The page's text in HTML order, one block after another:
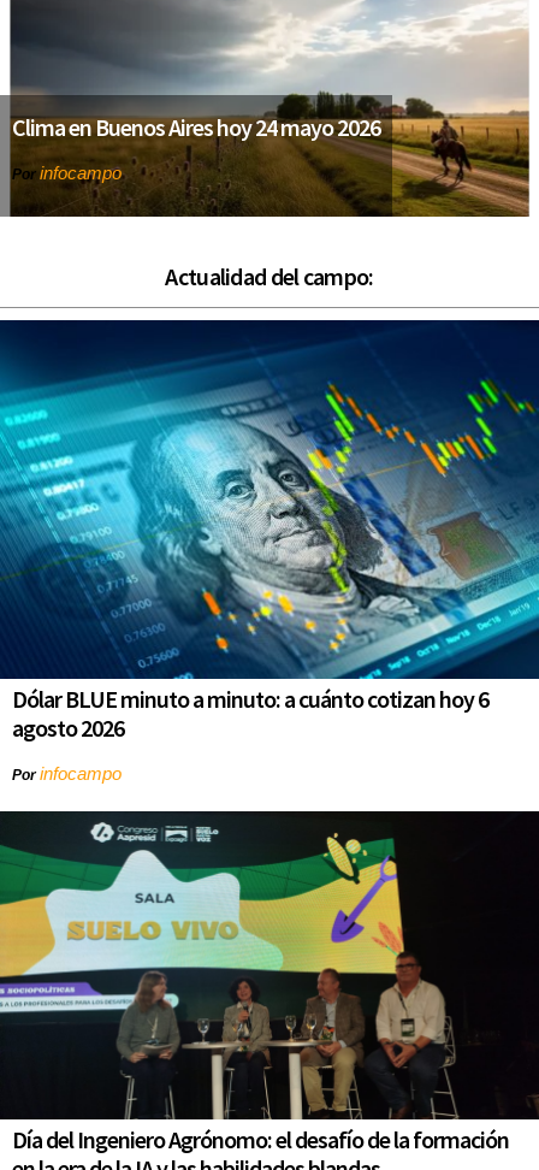
Clima en Buenos Aires hoy 24 mayo 2026
Por infocampo
Actualidad del campo:
Dólar BLUE minuto a minuto: a cuánto cotizan hoy 6
agosto 2026
Porinfocampo
Día del Ingeniero Agrónomo: el desafío de la formación